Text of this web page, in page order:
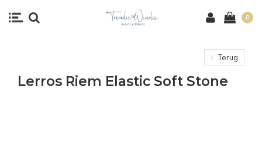
0
Terug
Lerros Riem Elastic Soft Stone